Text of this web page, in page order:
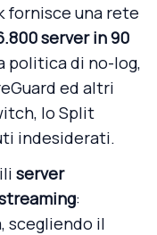
fornisce una rete
server in 90
politica di no-log,
ed altri
lo Split
indesiderati.
server
:
scegliendo il